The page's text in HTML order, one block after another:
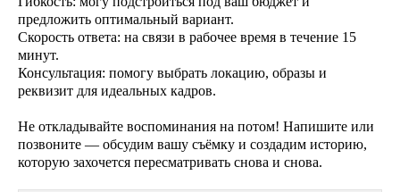
предложить оптимальный вариант.
Скорость ответа: на связи в рабочее время в течение 15
минут.
Консультация: помогу выбрать локацию, образы и
реквизит для идеальных кадров.
Не откладывайте воспоминания на потом! Напишите или
позвоните — обсудим вашу съёмку и создадим историю,
которую захочется пересматривать снова и снова.